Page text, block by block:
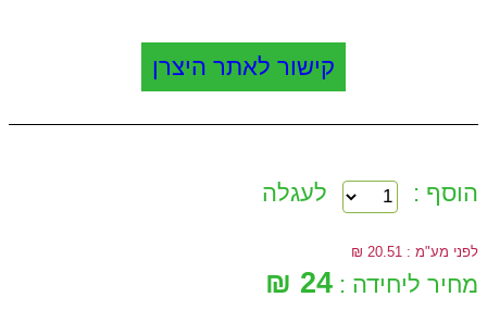
קישור לאתר היצרן
הוסף : לעגלה
לפני מע"מ : 20.51 ₪
מחיר ליחידה : 24 ₪